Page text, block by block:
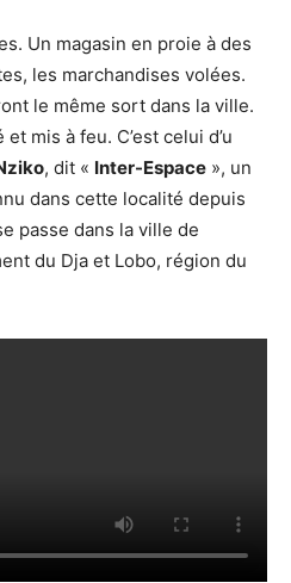
Un magasin en proie à des
les marchandises volées.
le même sort dans la ville.
mis à feu. C’est celui d’u
, dit « Inter-Espace », un
dans cette localité depuis
passe dans la ville de
du Dja et Lobo, région du